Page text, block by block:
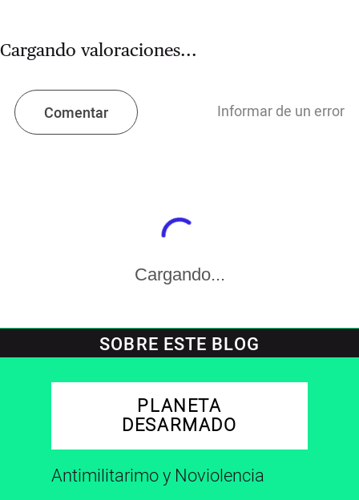
Cargando valoraciones...
Comentar Informar de un error
Cargando...
SOBRE ESTE BLOG
PLANETA
DESARMADO
Antimilitarimo y Noviolencia